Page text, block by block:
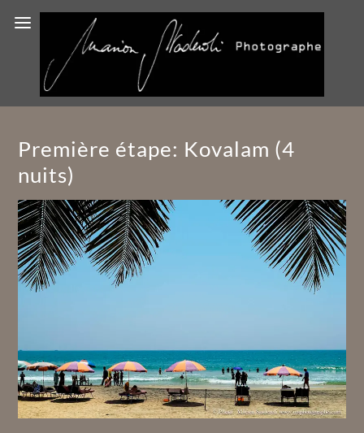
Première étape: Kovalam (4
nuits)